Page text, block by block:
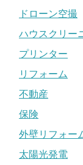
ドローン空撮
ハウスクリー
プリンター
リフォーム
不動産
保険
外壁リフォー
太陽光発電